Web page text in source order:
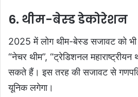
6. थीम-बेस्ड डेकोरेशन
2025 में लोग थीम-बेस्ड सजावट को
“नेचर थीम”, “ट्रेडिशनल
सकते हैं। इस तरह की सजावट से
यूनिक लगेगा।